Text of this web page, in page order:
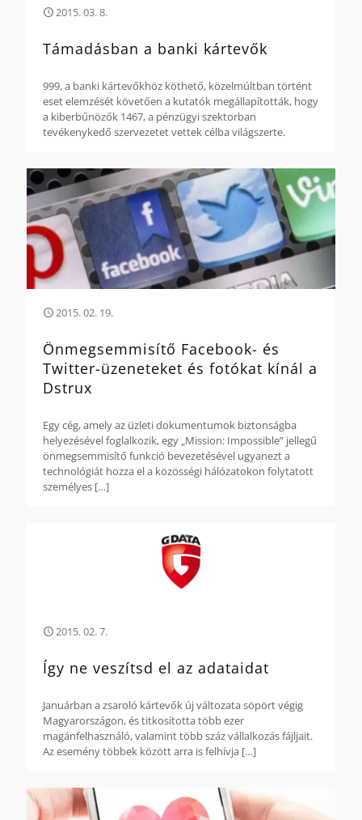
2015. 03. 8.
Támadásban a banki kártevők
999, a banki kártevőkhöz köthető, közelmúltban történt
eset elemzését követően a kutatók megállapították, hogy
a kiberbűnözők 1467, a pénzügyi szektorban
tevékenykedő szervezetet vettek célba világszerte.
2015. 02. 19.
Önmegsemmisítő Facebook- és
Twitter-üzeneteket és fotókat kínál a
Dstrux
Egy cég, amely az üzleti dokumentumok biztonságba
helyezésével foglalkozik, egy „Mission: Impossible” jellegű
önmegsemmisítő funkció bevezetésével ugyanezt a
technológiát hozza el a közösségi hálózatokon folytatott
személyes […]
2015. 02. 7.
Így ne veszítsd el az adataidat
Januárban a zsaroló kártevők új változata söpört végig
Magyarországon, és titkosította több ezer
magánfelhasználó, valamint több száz vállalkozás fájljait.
Az esemény többek között arra is felhívja […]